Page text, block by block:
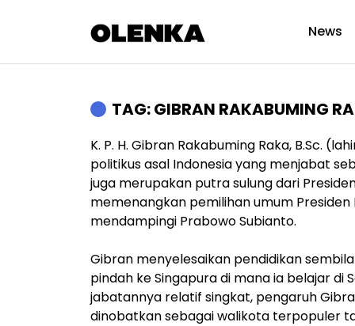
News
TAG: GIBRAN RAKABUMING
K. P. H. Gibran Rakabuming Raka, B.Sc.
politikus asal Indonesia yang menjabat
juga merupakan putra sulung dari
memenangkan pemilihan umum
mendampingi Prabowo Subianto.
Gibran menyelesaikan pendidikan
pindah ke Singapura di mana ia belajar di
jabatannya relatif singkat, pengaruh
dinobatkan sebagai walikota terpopuler